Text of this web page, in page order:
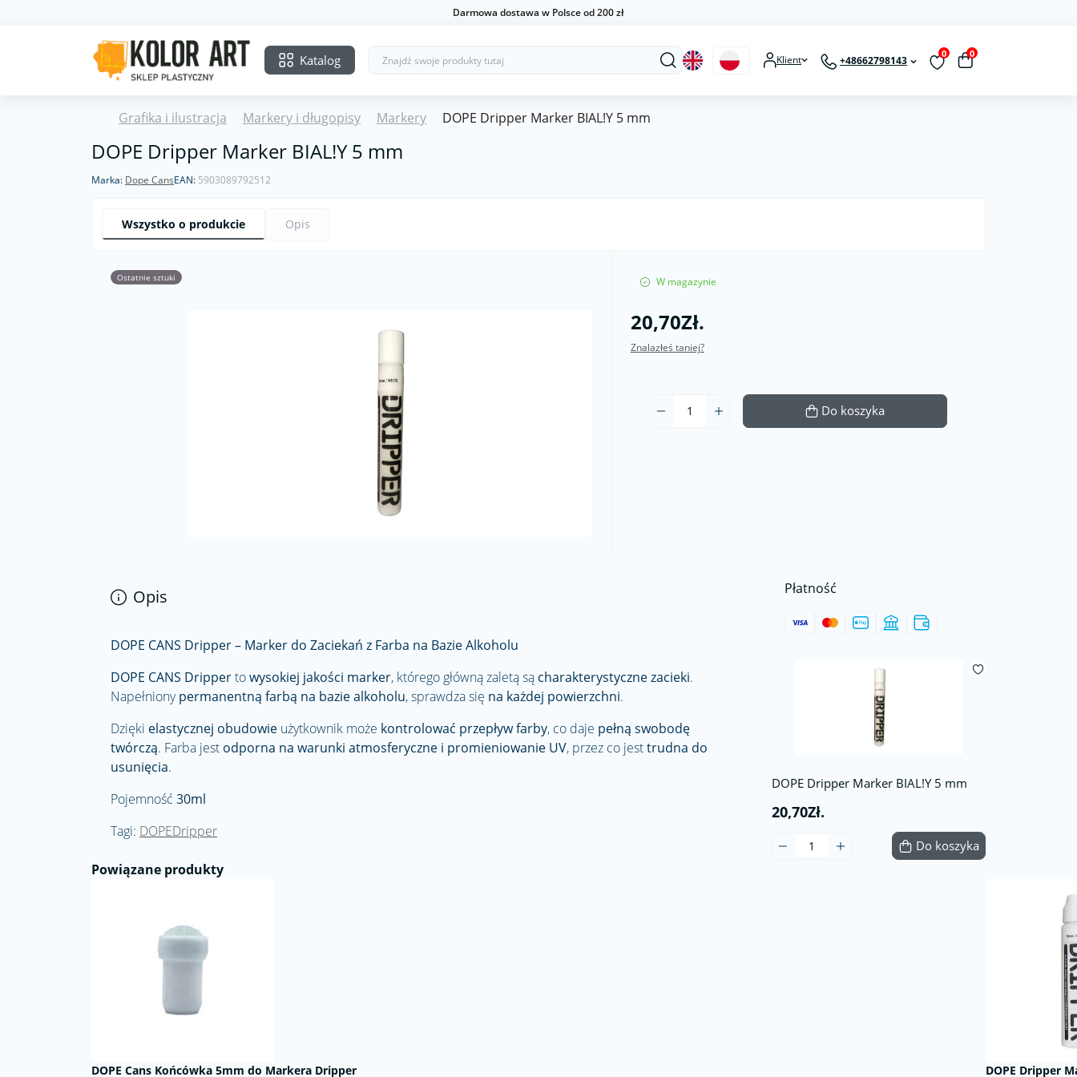
Darmowa dostawa w Polsce od 200 zł
Katalog Klient +48662798143
0 0
Grafika i ilustracja Markery i długopisy Markery DOPE Dripper Marker BIAL!Y 5 mm
DOPE Dripper Marker BIAL!Y 5 mm
Marka: Dope CansEAN: 5903089792512
Wszystko o produkcie Opis
Ostatnie sztuki W magazynie
20,70Zł.
Znalazłeś taniej?
Do koszyka
Płatność
DOPE Dripper Marker BIAL!Y 5 mm
20,70Zł.
Do koszyka
Opis
DOPE CANS Dripper – Marker do Zaciekań z Farba na Bazie Alkoholu
DOPE CANS Drippertowysokiej jakości marker, którego główną zaletą są charakterystyczne zacieki.
Napełnionypermanentną farbą na bazie alkoholu, sprawdza się na każdej powierzchni.
Dzięki elastycznej obudowie użytkownik może kontrolować przepływ farby, co daje pełną swobodę
twórczą. Farba jest odporna na warunki atmosferyczne i promieniowanie UV, przez co jesttrudna do
usunięcia.
Pojemność 30ml
Tagi: DOPEDripper
Powiązane produkty
DOPE Cans Końcówka 5mm do Markera Dripper DOPE Dripper